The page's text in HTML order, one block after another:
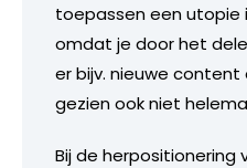
toepassen een utopie
omdat je door het
er bijv. nieuwe
gezien ook niet
Bij de herpositionering